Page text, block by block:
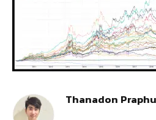
Thanadon